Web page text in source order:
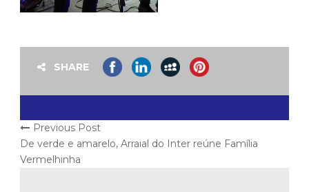
SHARE
Previous Post
De verde e amarelo, Arraial do Inter reúne Família
Vermelhinha